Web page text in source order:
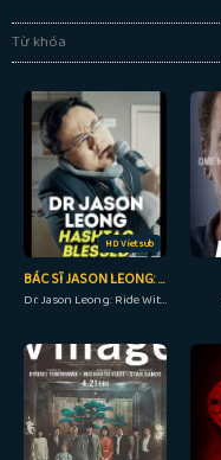
Từ khóa
HD Vietsub
BÁC SĨ JASON LEONG: ĐI CẨN THẬN
Dr. Jason Leong: Ride With Caution (2023)